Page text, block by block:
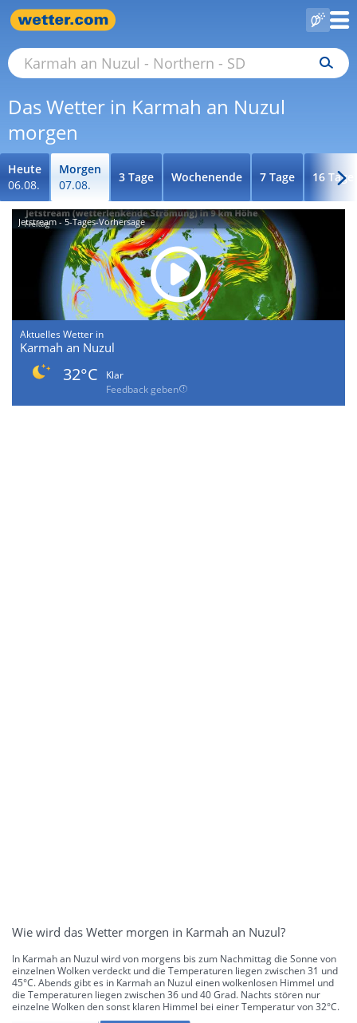
Das Wetter in Karmah an Nuzul
morgen
Heute
06.08.
Morgen
07.08.
3 Tage Wochenende 7 Tage 16 Tage
Jetstream - 5-Tages-Vorhersage
Aktuelles Wetter in
Karmah an Nuzul
32°C
Klar
Feedback geben
Wie wird das Wetter morgen in Karmah an Nuzul?
In Karmah an Nuzul wird von morgens bis zum Nachmittag die Sonne von
einzelnen Wolken verdeckt und die Temperaturen liegen zwischen 31 und
45°C. Abends gibt es in Karmah an Nuzul einen wolkenlosen Himmel und
die Temperaturen liegen zwischen 36 und 40 Grad. Nachts stören nur
einzelne Wolken den sonst klaren Himmel bei einer Temperatur von 32°C.